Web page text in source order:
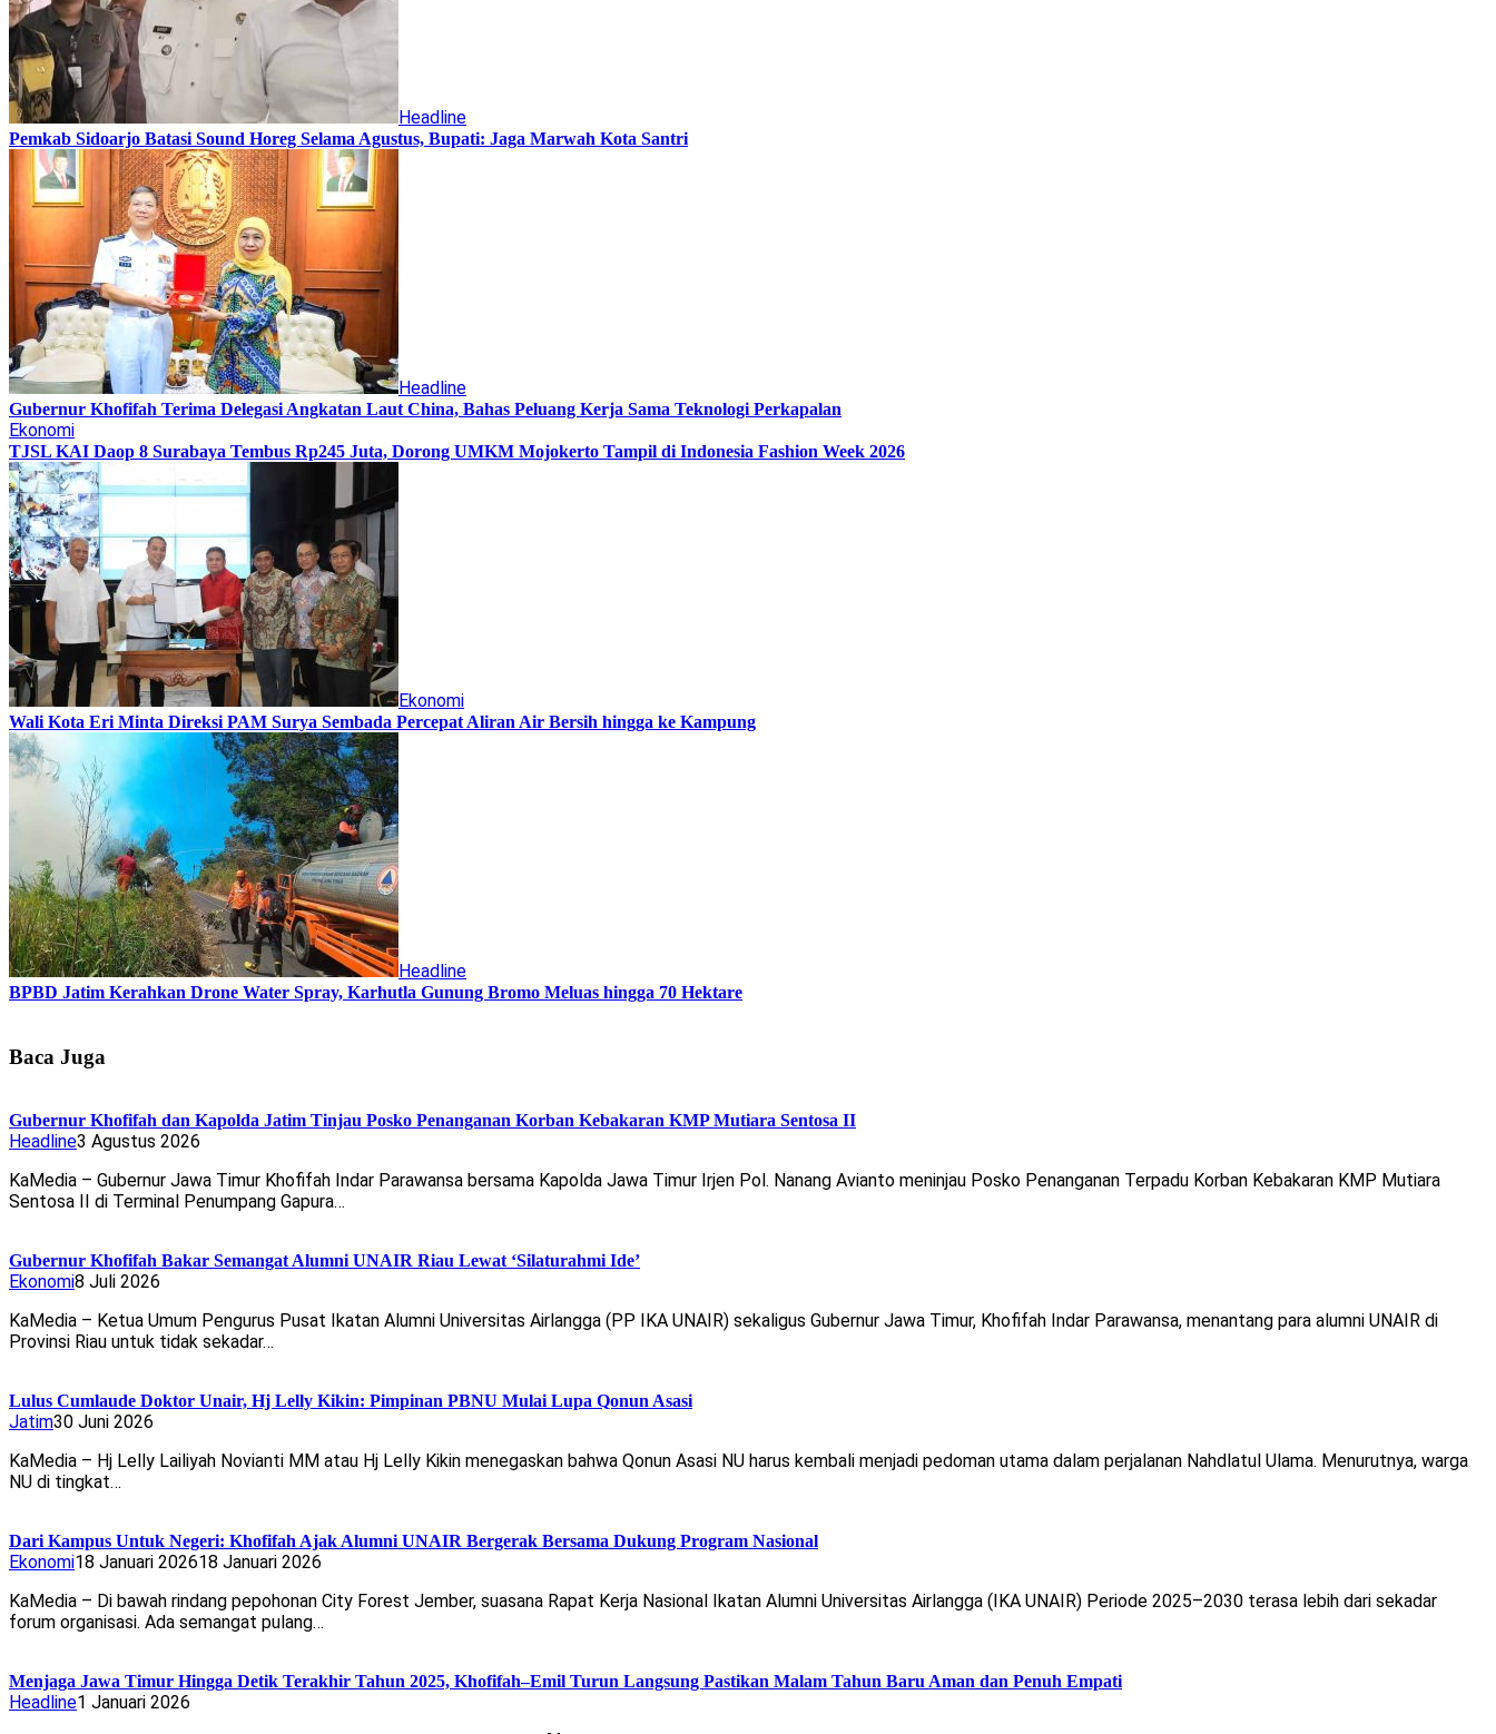
Headline
Pemkab Sidoarjo Batasi Sound Horeg Selama Agustus, Bupati: Jaga Marwah Kota Santri
Headline
Gubernur Khofifah Terima Delegasi Angkatan Laut China, Bahas Peluang Kerja Sama Teknologi Perkapalan
Ekonomi
TJSL KAI Daop 8 Surabaya Tembus Rp245 Juta, Dorong UMKM Mojokerto Tampil di Indonesia Fashion Week 2026
Ekonomi
Wali Kota Eri Minta Direksi PAM Surya Sembada Percepat Aliran Air Bersih hingga ke Kampung
Headline
BPBD Jatim Kerahkan Drone Water Spray, Karhutla Gunung Bromo Meluas hingga 70 Hektare
Baca Juga
Gubernur Khofifah dan Kapolda Jatim Tinjau Posko Penanganan Korban Kebakaran KMP Mutiara Sentosa II
Headline3 Agustus 2026
KaMedia – Gubernur Jawa Timur Khofifah Indar Parawansa bersama Kapolda Jawa Timur Irjen Pol. Nanang Avianto meninjau Posko Penanganan Terpadu Korban Kebakaran KMP Mutiara
Sentosa II di Terminal Penumpang Gapura…
Gubernur Khofifah Bakar Semangat Alumni UNAIR Riau Lewat ‘Silaturahmi Ide’
Ekonomi8 Juli 2026
KaMedia – Ketua Umum Pengurus Pusat Ikatan Alumni Universitas Airlangga (PP IKA UNAIR) sekaligus Gubernur Jawa Timur, Khofifah Indar Parawansa, menantang para alumni UNAIR di
Provinsi Riau untuk tidak sekadar…
Lulus Cumlaude Doktor Unair, Hj Lelly Kikin: Pimpinan PBNU Mulai Lupa Qonun Asasi
Jatim30 Juni 2026
KaMedia – Hj Lelly Lailiyah Novianti MM atau Hj Lelly Kikin menegaskan bahwa Qonun Asasi NU harus kembali menjadi pedoman utama dalam perjalanan Nahdlatul Ulama. Menurutnya, warga
NU di tingkat…
Dari Kampus Untuk Negeri: Khofifah Ajak Alumni UNAIR Bergerak Bersama Dukung Program Nasional
Ekonomi18 Januari 202618 Januari 2026
KaMedia – Di bawah rindang pepohonan City Forest Jember, suasana Rapat Kerja Nasional Ikatan Alumni Universitas Airlangga (IKA UNAIR) Periode 2025–2030 terasa lebih dari sekadar
forum organisasi. Ada semangat pulang…
Menjaga Jawa Timur Hingga Detik Terakhir Tahun 2025, Khofifah–Emil Turun Langsung Pastikan Malam Tahun Baru Aman dan Penuh Empati
Headline1 Januari 2026